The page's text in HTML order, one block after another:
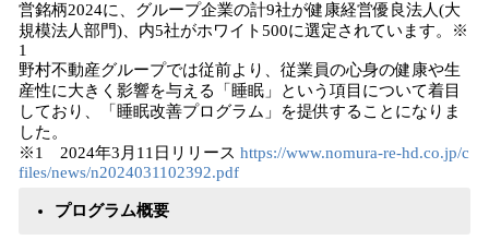
営銘柄2024に、グループ企業の計9社が健康経営優良法人(大
規模法人部門)、内5社がホワイト500に選定されています。※
1
野村不動産グループでは従前より、従業員の心身の健康や生
産性に大きく影響を与える「睡眠」という項目について着目
しており、「睡眠改善プログラム」を提供することになりま
した。
※1 2024年3月11日リリース https://www.nomura-re-hd.co.jp/c
files/news/n2024031102392.pdf
プログラム概要